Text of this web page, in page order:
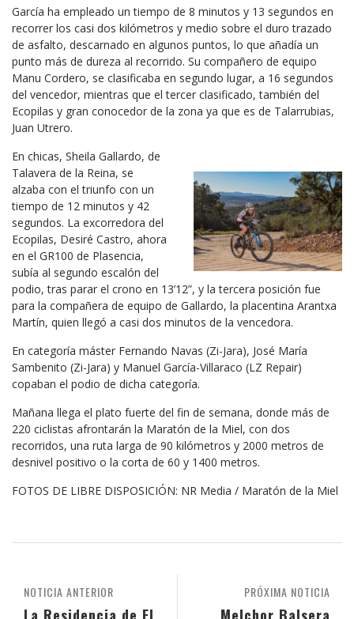
García ha empleado un tiempo de 8 minutos y 13 segundos en
recorrer los casi dos kilómetros y medio sobre el duro trazado
de asfalto, descarnado en algunos puntos, lo que añadía un
punto más de dureza al recorrido. Su compañero de equipo
Manu Cordero, se clasificaba en segundo lugar, a 16 segundos
del vencedor, mientras que el tercer clasificado, también del
Ecopilas y gran conocedor de la zona ya que es de Talarrubias,
Juan Utrero.
En chicas, Sheila Gallardo, de
Talavera de la Reina, se
alzaba con el triunfo con un
tiempo de 12 minutos y 42
segundos. La excorredora del
Ecopilas, Desiré Castro, ahora
en el GR100 de Plasencia,
subía al segundo escalón del
podio, tras parar el crono en 13’12”, y la tercera posición fue
para la compañera de equipo de Gallardo, la placentina Arantxa
Martín, quien llegó a casi dos minutos de la vencedora.
En categoría máster Fernando Navas (Zi-Jara), José María
Sambenito (Zi-Jara) y Manuel García-Villaraco (LZ Repair)
copaban el podio de dicha categoría.
Mañana llega el plato fuerte del fin de semana, donde más de
220 ciclistas afrontarán la Maratón de la Miel, con dos
recorridos, una ruta larga de 90 kilómetros y 2000 metros de
desnivel positivo o la corta de 60 y 1400 metros.
FOTOS DE LIBRE DISPOSICIÓN: NR Media / Maratón de la Miel
PRÓXIMA NOTICIA
NOTICIA ANTERIOR